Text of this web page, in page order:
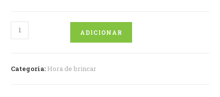
Quantidade
de
ADICIONAR
Categoria: Hora de brincar